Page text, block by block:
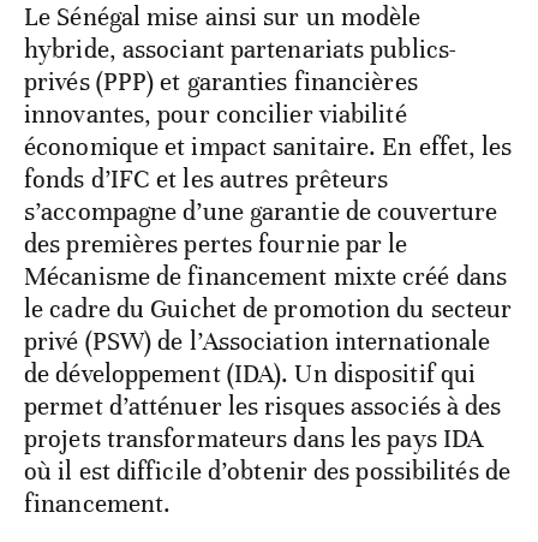
Le Sénégal mise ainsi sur un modèle
hybride, associant partenariats publics-
privés (PPP) et garanties financières
innovantes, pour concilier viabilité
économique et impact sanitaire. En effet, les
fonds d’IFC et les autres prêteurs
s’accompagne d’une garantie de couverture
des premières pertes fournie par le
Mécanisme de financement mixte créé dans
le cadre du Guichet de promotion du secteur
privé (PSW) de l’Association internationale
de développement (IDA). Un dispositif qui
permet d’atténuer les risques associés à des
projets transformateurs dans les pays IDA
où il est difficile d’obtenir des possibilités de
financement.